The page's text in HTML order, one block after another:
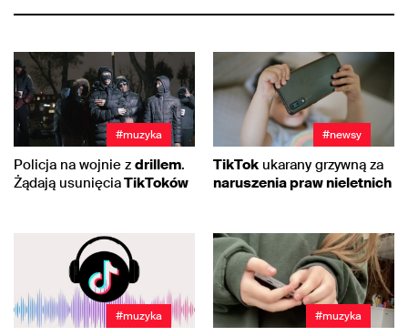
#muzyka
Policja na wojnie z drillem.
Żądają usunięciaTikToków
#newsy
TikTok ukarany grzywną za
naruszenia praw nieletnich
#muzyka #muzyka